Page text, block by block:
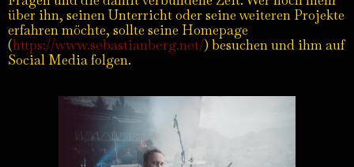
über ihn, seinen Unterricht oder seine weiteren Projekte
erfahren möchte, sollte seine Homepage
(https://www.sebastianberg.net/) besuchen und ihm auf
Social Mediafolgen.